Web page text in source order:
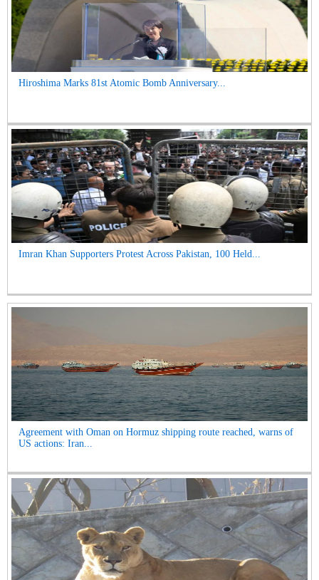
Hiroshima Marks 81st Atomic Bomb Anniversary...
Imran Khan Supporters Protest Across Pakistan, 100 Held...
Agreement with Oman on Hormuz shipping route reached, warns of
US actions: Iran...